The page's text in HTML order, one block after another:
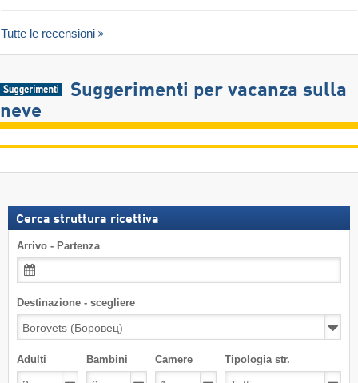
Tutte le recensioni
Suggerimenti per vacanza sulla
neve
Cerca struttura ricettiva
Arrivo - Partenza
Destinazione - scegliere
Adulti Bambini Camere Tipologia str.